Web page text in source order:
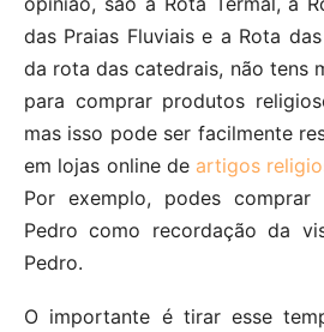
das Praias Fluviais e a Rota
da rota das catedrais, não tens
para comprar produtos
mas isso pode ser facilmente
em lojas online de artigos
Por exemplo, podes
Pedro como recordação da
Pedro.
O importante é tirar esse